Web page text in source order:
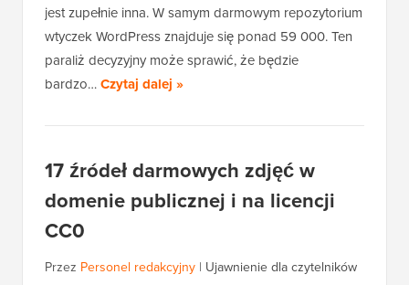
jest zupełnie inna. W samym darmowym repozytorium
wtyczek WordPress znajduje się ponad 59 000. Ten
paraliż decyzyjny może sprawić, że będzie
bardzo…Czytaj dalej »
17 źródeł darmowych zdjęć w
domenie publicznej i na licencji
CC0
Przez Personel redakcyjny | Ujawnienie dla czytelników